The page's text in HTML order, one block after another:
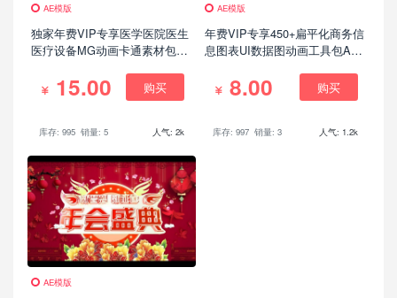
AE模版
独家年费VIP专享医学医院医生
医疗设备MG动画卡通素材包
Toolkit – Healthcare Pack
15.00 购买
库存: 995 销量: 5 人气: 2k
AE模版
年费VIP专享450+扁平化商务信
息图表UI数据图动画工具包AE
8.00 购买
库存: 997 销量: 3 人气: 1.2k
AE模版